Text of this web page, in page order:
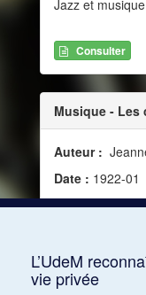
Jazz et
Consulter
Musique - Les
Auteur :
Date : 1922-01
Source :
L’UdeM
vie privée